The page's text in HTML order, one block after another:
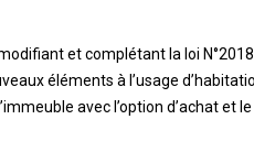
et complétant la loi
éléments à l’usage
avec l’option d’achat et